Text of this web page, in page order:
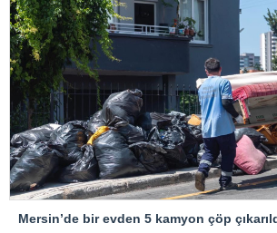
Mersin’de bir evden 5 kamyon çöp